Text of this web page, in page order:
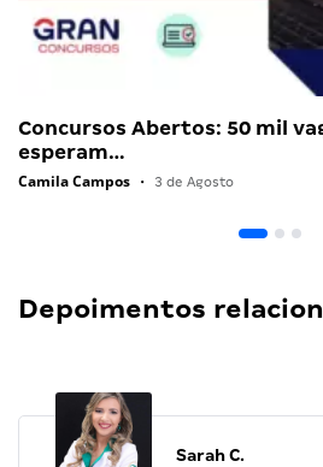
Concursos Abertos: 50 mil
esperam…
Camila Campos • 3 de Agosto
Depoimentos
Sarah C.